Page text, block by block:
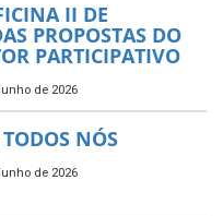
II DE
PROPOSTAS DO
PARTICIPATIVO
de 2026
NÓS
de 2026